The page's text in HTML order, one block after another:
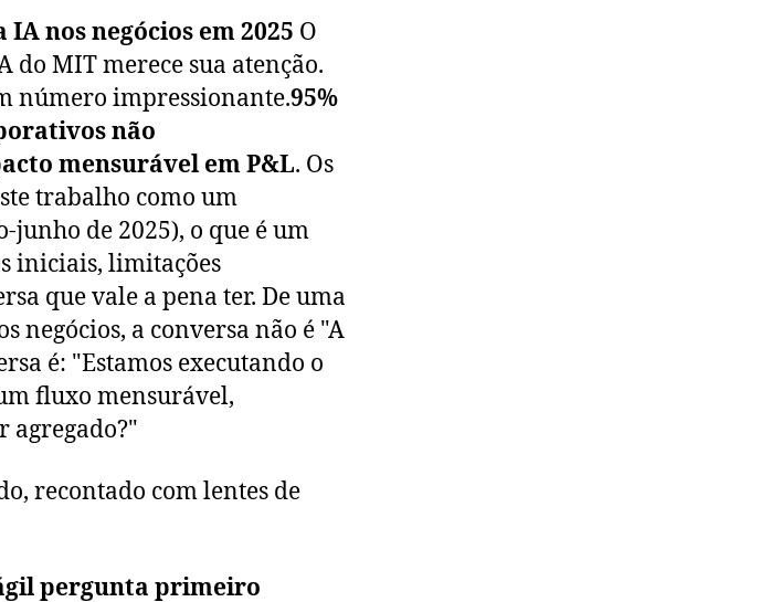
IA nos negócios em 2025 O
do MIT merece sua atenção.
número impressionante.95%
não
mensurável em P&L. Os
trabalho como um
de 2025), o que é um
iniciais, limitações
que vale a pena ter. De uma
negócios, a conversa não é "A
é: "Estamos executando o
fluxo mensurável,
agregado?"
recontado com lentes de
pergunta primeiro